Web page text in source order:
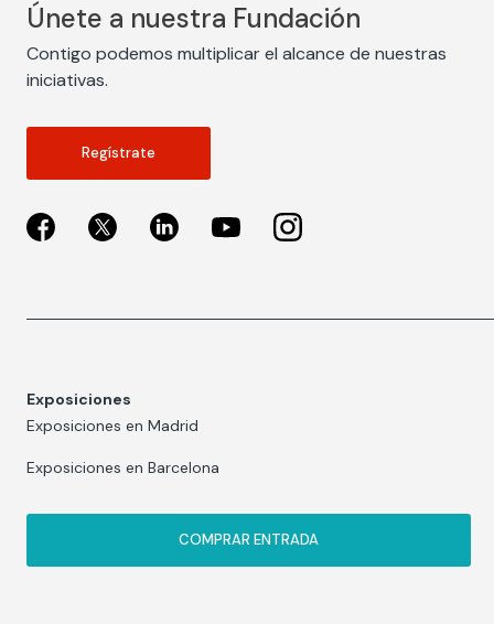
Únete a nuestra Fundación
Contigo podemos multiplicar el alcance de nuestras
iniciativas.
Regístrate
Exposiciones
Exposiciones en Madrid
Exposiciones en Barcelona
COMPRAR ENTRADA